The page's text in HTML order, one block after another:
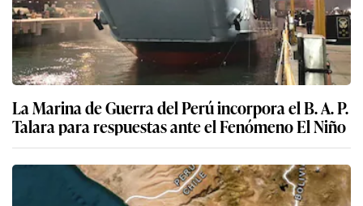
La Marina de Guerra del Perú incorpora el B. A. P.
Talara para respuestas ante el Fenómeno El Niño